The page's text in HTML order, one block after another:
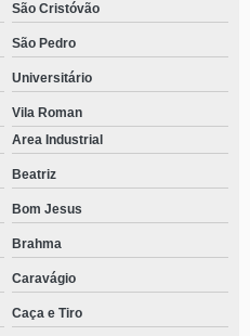
São Cristóvão
São Pedro
Universitário
Vila Roman
Area Industrial
Beatriz
Bom Jesus
Brahma
Caravágio
Caça e Tiro